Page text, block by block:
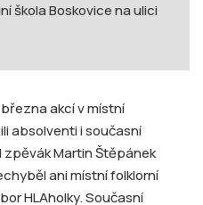
škola Boskovice na ulici
akcí v místní
absolventi i současní
Martin Štěpánek
ani místní folklorní
HLAholky. Současní